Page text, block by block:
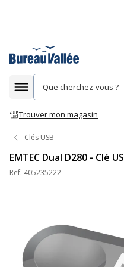
Afficher la navigation
Trouver mon magasin
Clés USB
EMTEC Dual D280 - Clé
Ref. 405235222